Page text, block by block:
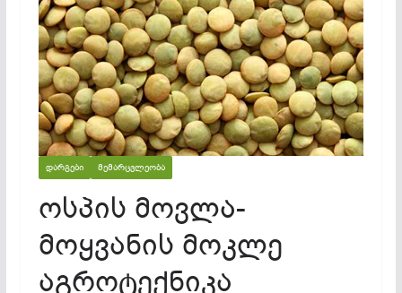
ᲓᲐᲠᲒᲔᲑᲘ ᲛᲔᲛᲐᲠᲪᲕᲚᲔᲝᲑᲐ
ოსპის მოვლა-
მოყვანის მოკლე
აგროტექნიკა